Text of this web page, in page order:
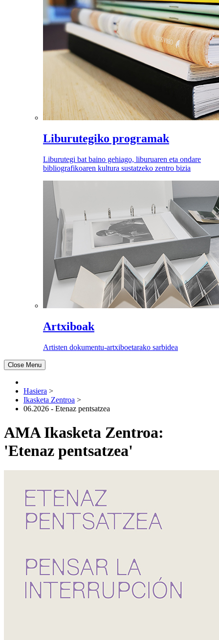
Liburutegiko programak
Liburutegi bat baino gehiago, liburuaren eta ondare
bibliografikoaren kultura sustatzeko zentro bizia
Artxiboak
Artisten dokumentu-artxiboetarako sarbidea
Close Menu
Hasiera >
Ikasketa Zentroa >
06.2026 - Etenaz pentsatzea
AMA Ikasketa Zentroa:
'Etenaz pentsatzea'